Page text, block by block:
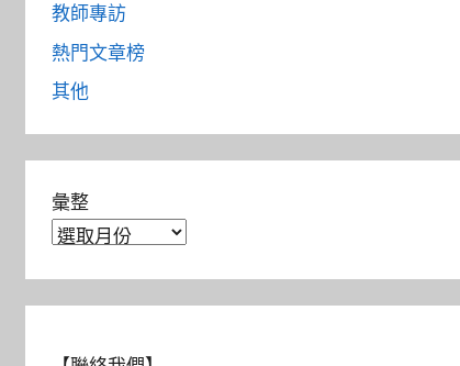
教師專訪
熱門文章榜
其他
彙整